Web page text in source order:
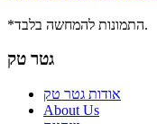
*התמונות להמחשה בלבד.
גטר טק
אודות גטר טק
About Us